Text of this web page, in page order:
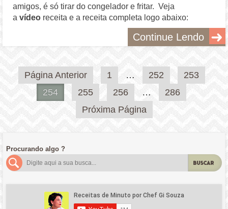
amigos, é só tirar do congelador e fritar. Veja
avídeo receita e a receita completa logo abaixo:
Continue Lendo
Paginação
Página Anterior 1 … 252
253
254
255 256 …
286
Próxima Página
Procurando algo ?
BUSCAR